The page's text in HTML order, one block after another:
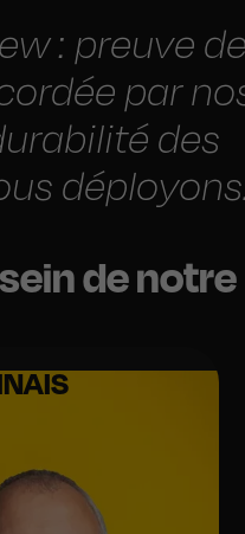
: preuve
par
des
de notre